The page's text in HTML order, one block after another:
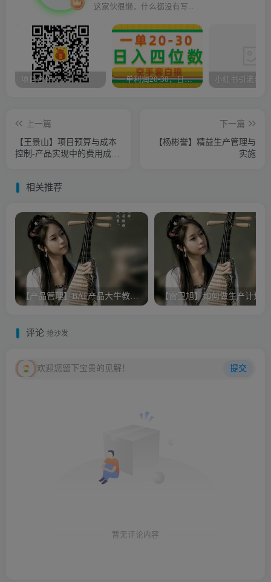
这家伙很懒，什么都没有写...
项目合作 一单利润20-30，日入四位数，空手套白狼，只要做就能赚，简单无套路
上一篇
【王景山】项目预算与成本
控制-产品实现中的费用成本
下一篇
【杨彬誉】精益生产管理与
实施
相关推荐
评论 抢沙发
欢迎您留下宝贵的见解！ 提交
暂无评论内容